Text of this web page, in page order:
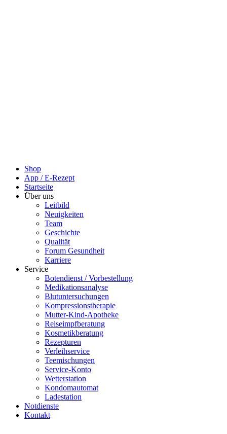
Shop
App / E-Rezept
Startseite
Über uns
Leitbild
Neuigkeiten
Team
Geschichte
Qualität
Forum Gesundheit
Karriere
Service
Botendienst / Vorbestellung
Medikationsanalyse
Blutuntersuchungen
Kompressionstherapie
Mutter-Kind-Apotheke
Reiseimpfberatung
Kosmetikberatung
Rezepturen
Verleihservice
Teemischungen
Service-Konto
Wetterstation
Kondomautomat
Ladestation
Notdienste
Kontakt